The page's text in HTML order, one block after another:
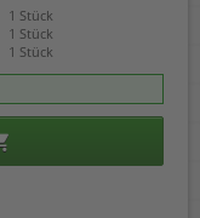
1 Stück
1 Stück
1 Stück